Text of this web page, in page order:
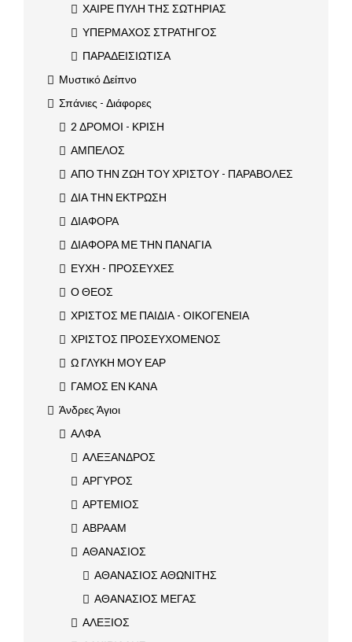
ΧΑΙΡΕ ΠΥΛΗ ΤΗΣ ΣΩΤΗΡΙΑΣ
ΥΠΕΡΜΑΧΟΣ ΣΤΡΑΤΗΓΟΣ
ΠΑΡΑΔΕΙΣΙΩΤΙΣΑ
Μυστικό Δείπνο
Σπάνιες - Διάφορες
2 ΔΡΟΜΟΙ - ΚΡΙΣΗ
ΑΜΠΕΛΟΣ
ΑΠΟ ΤΗΝ ΖΩΗ ΤΟΥ ΧΡΙΣΤΟΥ - ΠΑΡΑΒΟΛΕΣ
ΔΙΑ ΤΗΝ ΕΚΤΡΩΣΗ
ΔΙΑΦΟΡΑ
ΔΙΑΦΟΡΑ ΜΕ ΤΗΝ ΠΑΝΑΓΙΑ
ΕΥΧΗ - ΠΡΟΣΕΥΧΕΣ
Ο ΘΕΟΣ
ΧΡΙΣΤΟΣ ΜΕ ΠΑΙΔΙΑ - ΟΙΚΟΓΕΝΕΙΑ
ΧΡΙΣΤΟΣ ΠΡΟΣΕΥΧΟΜΕΝΟΣ
Ω ΓΛΥΚΗ ΜΟΥ ΕΑΡ
ΓΑΜΟΣ ΕΝ ΚΑΝΑ
Άνδρες Άγιοι
ΑΛΦΑ
ΑΛΕΞΑΝΔΡΟΣ
ΑΡΓΥΡΟΣ
ΑΡΤΕΜΙΟΣ
ΑΒΡΑΑΜ
ΑΘΑΝΑΣΙΟΣ
ΑΘΑΝΑΣΙΟΣ ΑΘΩΝΙΤΗΣ
ΑΘΑΝΑΣΙΟΣ ΜΕΓΑΣ
ΑΛΕΞΙΟΣ